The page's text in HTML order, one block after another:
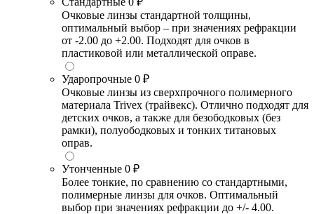
Очковые линзы стандартной толщины,
оптимальный выбор – при значениях рефракции
от -2.00 до +2.00. Подходят для очков в
пластиковой или металлической оправе.
Ударопрочные 0 ₽
Очковые линзы из сверхпрочного полимерного
материала Trivex (трайвекс). Отлично подходят для
детских очков, а также для безободковых (без
рамки), полуободковых и тонких титановых
оправ.
Утонченные 0 ₽
Более тонкие, по сравнению со стандартными,
полимерные линзы для очков. Оптимальный
выбор при значениях рефракции до +/- 4.00.